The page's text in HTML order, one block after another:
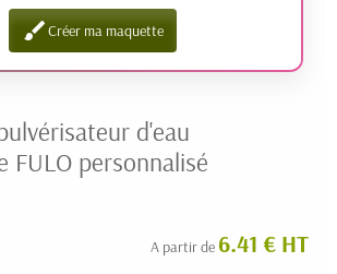
brushCréer ma maquette
d'eau
FULO personnalisé
A partir de 6.41 € HT